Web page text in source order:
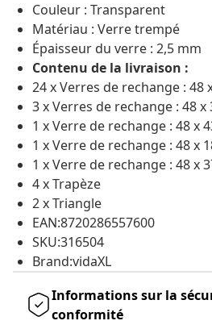
Couleur : Transparent
Matériau : Verre trempé
Épaisseur du verre : 2,5 mm
Contenu de la livraison :
24 x Verres de rechange : 48
3 x Verres de rechange : 48 x
1 x Verre de rechange : 48 x
1 x Verre de rechange : 48 x
1 x Verre de rechange : 48 x
4 x Trapèze
2 x Triangle
EAN:8720286557600
SKU:316504
Brand:vidaXL
Informations sur la
conformité